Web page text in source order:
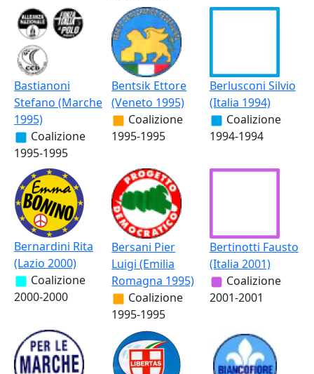
Bastianoni
Stefano (Marche
1995)
Coalizione
1995-1995
Bentsik Ettore
(Veneto 1995)
Coalizione
1995-1995
Berlusconi Silvio
(Italia 1994)
Coalizione
1994-1994
Bernardini Rita
(Lazio 2000)
Coalizione
2000-2000
Bersani Pier
Luigi (Emilia
Romagna 1995)
Coalizione
1995-1995
Bertinotti Fausto
(Italia 2001)
Coalizione
2001-2001